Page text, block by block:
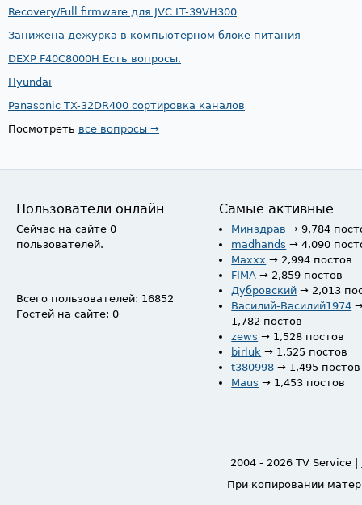
Recovery/Full firmware для JVC LT-39VH300
Занижена дежурка в компьютерном блоке питания
DEXP F40C8000H Есть вопросы.
Hyundai
Panasonic TX-32DR400 сортировка каналов
Посмотреть все вопросы →
Пользователи онлайн
Сейчас на сайте 0
пользователей.
Всего пользователей: 16852
Гостей на сайте: 0
Самые активные
Минздрав → 9,784
madhands → 4,090
Maxxx → 2,994 постов
FIMA → 2,859 постов
Дубровский → 2,013
Василий-Василий1974
1,782 постов
zews → 1,528 постов
birluk → 1,525 постов
t380998 → 1,495 постов
Maus → 1,453 постов
2004 - 2026 TV Service |
При копировании